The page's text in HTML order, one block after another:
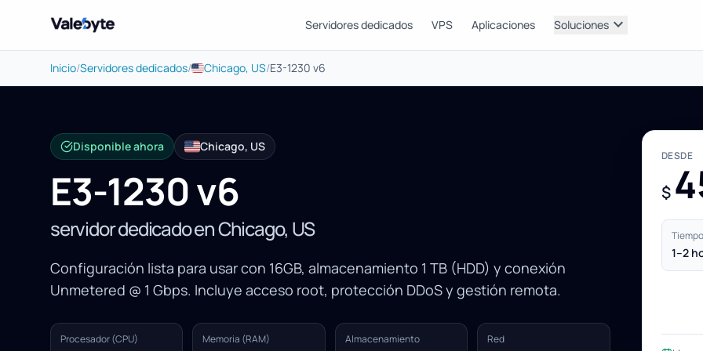
Valebyte Servidores dedicados VPS Aplicaciones Soluciones expand_more
Inicio/Servidores dedicados/ Chicago, US/E3-1230 v6
Disponible ahora Chicago, US
E3-1230 v6
servidor dedicado en Chicago, US
Configuración lista para usar con 16GB, almacenamiento 1 TB (HDD) y conexión
Unmetered @ 1 Gbps. Incluye acceso root, protección DDoS y gestión remota.
Procesador (CPU) Memoria (RAM) Almacenamiento Red
DESDE
$
1–2